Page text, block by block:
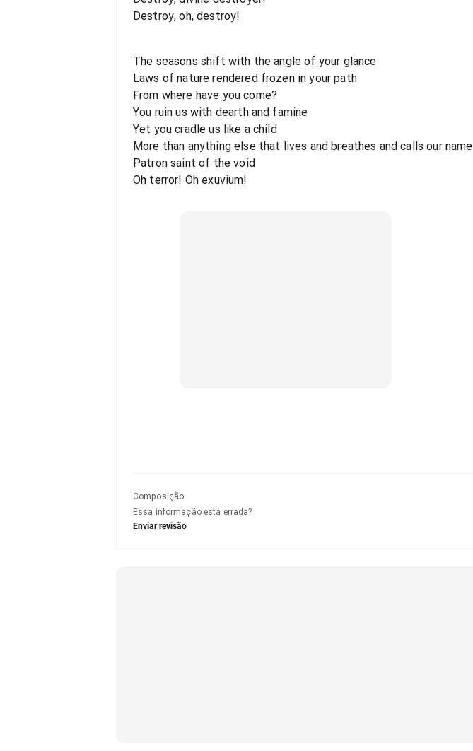
Destroy, oh, destroy!
The seasons shift with the angle of your glance
Laws of nature rendered frozen in your path
From where have you come?
You ruin us with dearth and famine
Yet you cradle us like a child
More than anything else that lives and breathes and calls our name
Patron saint of the void
Oh terror! Oh exuvium!
Composição:
Essa informação está errada?
Enviar revisão